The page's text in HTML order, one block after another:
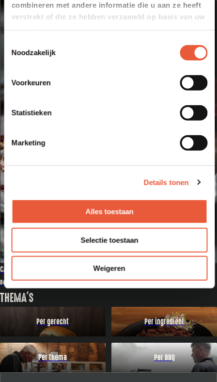
combineren met andere informatie die u aan ze heeft
verstrekt of die ze hebben verzameld op basis van uw
Noodzakelijk
Voorkeuren
Statistieken
Marketing
Details tonen
Alles toestaan
Selectie toestaan
Weigeren
CANDIED BACON VAN DE KAMADO
Bekijk recept
THEMA'S
Per gerecht Per ingrediënt
Per thema Per BBQ